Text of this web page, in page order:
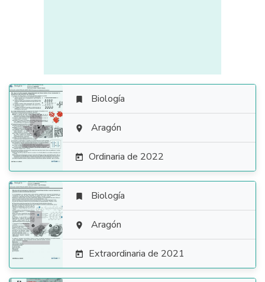

 Biología
 Aragón
 Ordinaria de 2022

 Biología
 Aragón
 Extraordinaria de 2021